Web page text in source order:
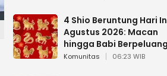
4 Shio Beruntung Hari
Agustus 2026: Macan
hingga Babi Berpeluang
Dapat Kabar Baik
Komunitas 06:23 WIB